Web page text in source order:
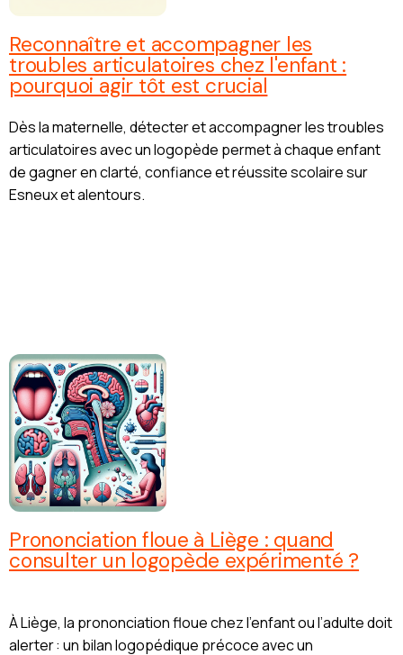
Reconnaître et accompagner les
troubles articulatoires chez l'enfant :
pourquoi agir tôt est crucial
Dès la maternelle, détecter et accompagner les troubles
articulatoires avec un logopède permet à chaque enfant
de gagner en clarté, confiance et réussite scolaire sur
Esneux et alentours.
Prononciation floue à Liège : quand
consulter un logopède expérimenté ?
À Liège, la prononciation floue chez l’enfant ou l’adulte doit
alerter : un bilan logopédique précoce avec un